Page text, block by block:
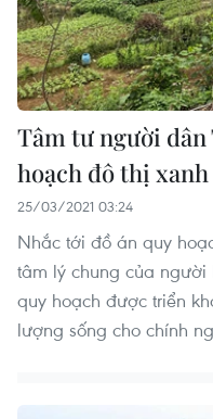
Tâm tư người
hoạch đô thị
25/03/2021 03:24
Nhắc tới đồ án quy
tâm lý chung của
quy hoạch được triển
lượng sống cho chính